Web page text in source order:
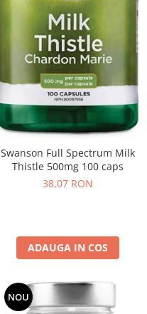
Swanson Full Spectrum Milk
Thistle 500mg 100 caps
38,07 RON
ADAUGA IN COS
NOU